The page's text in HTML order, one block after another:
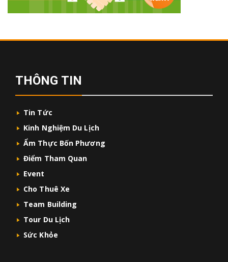
THÔNG TIN
Tin Tức
Kinh Nghiệm Du Lịch
Ẩm Thực Bốn Phương
Điểm Tham Quan
Event
Cho Thuê Xe
Team Building
Tour Du Lịch
Sức Khỏe